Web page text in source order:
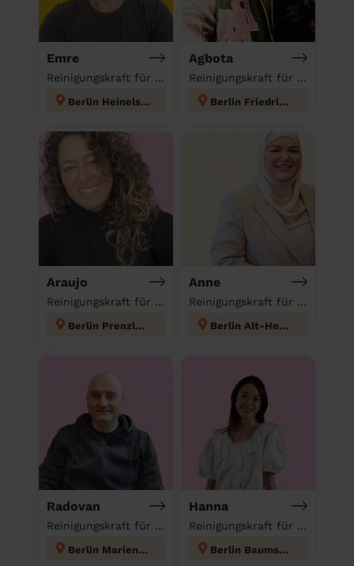
Emre
Reinigungskraft für deinen Haushalt
Berlin Heinelsdorf
Agbota
Reinigungskraft für deinen Haushalt
Berlin Friedrichshain
Araujo
Reinigungskraft für deinen Haushalt
Berlin Prenzlauer Berg
Anne
Reinigungskraft für deinen Haushalt
Berlin Alt-Hohenschönhausen
Radovan
Reinigungskraft für deinen Haushalt
Berlin Mariendorf
Hanna
Reinigungskraft für deinen Haushalt
Berlin Baumschulenweg